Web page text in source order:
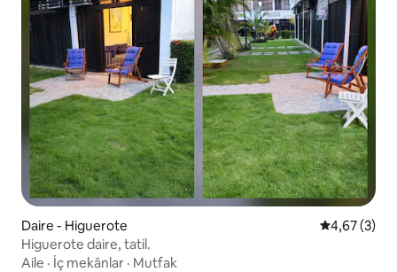
Daire - Higuerote 5 üzerinden
4,67 (3)
Higuerote daire, tatil.
Aile · İç mekânlar · Mutfak